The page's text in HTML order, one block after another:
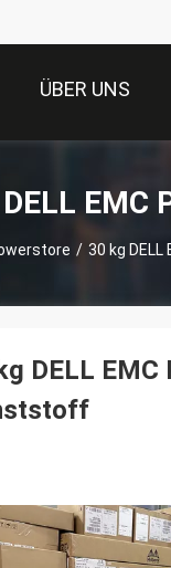
ÜBER UNS
DELL EMC
/ 30 kg
DELL EMC